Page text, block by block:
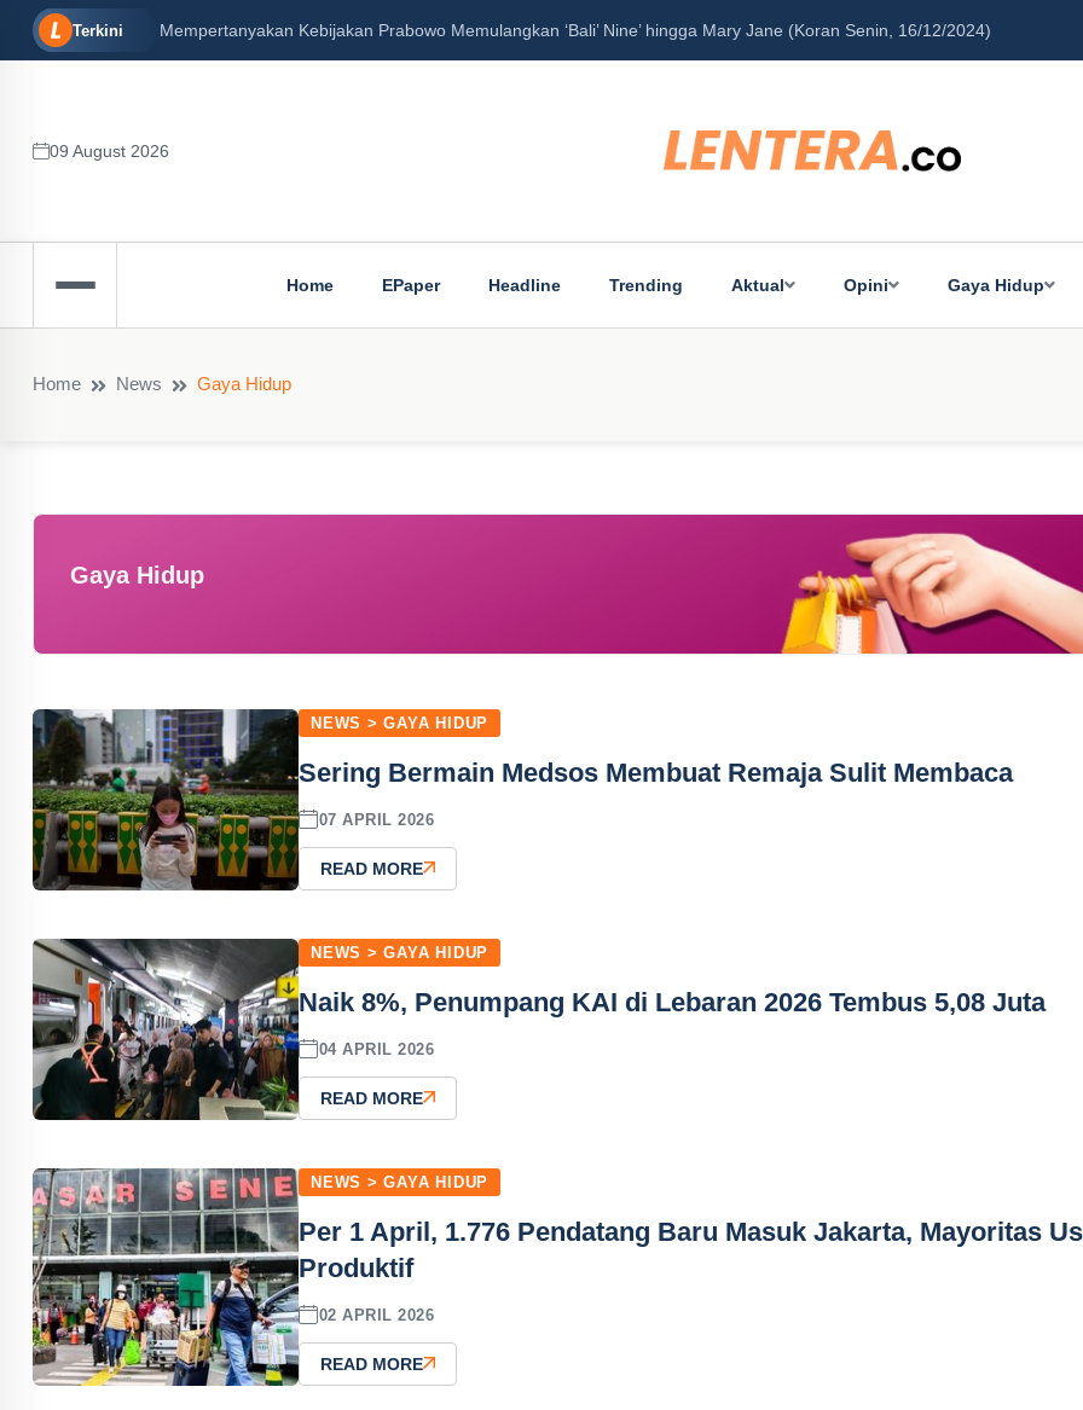
Terkini Mempertanyakan Kebijakan Prabowo Memulangkan ‘Bali’ Nine’ hingga Mary Jane (Koran Senin, 16/12/2024)
09 August 2026
Home EPaper Headline Trending Aktual Opini Gaya Hidup
Home News Gaya Hidup
Gaya Hidup
NEWS > GAYA HIDUP
Sering Bermain Medsos Membuat Remaja Sulit Membaca
07 APRIL 2026
READ MORE
NEWS > GAYA HIDUP
Naik 8%, Penumpang KAI di Lebaran 2026 Tembus 5,08 Juta
04 APRIL 2026
READ MORE
NEWS > GAYA HIDUP
Per 1 April, 1.776 Pendatang Baru Masuk Jakarta, Mayoritas
Produktif
02 APRIL 2026
READ MORE